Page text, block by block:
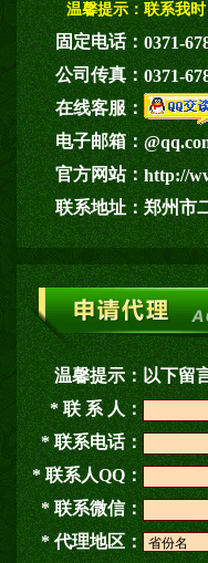
温馨提示： 联系我
固定电话：0371-
公司传真：0371-
在线客服：
电子邮箱：
官方网站：http://
联系地址：郑州市
温馨提示：以下留
* 联 系 人：
* 联系电话：
* 联系人QQ：
* 联系微信：
* 代理地区：